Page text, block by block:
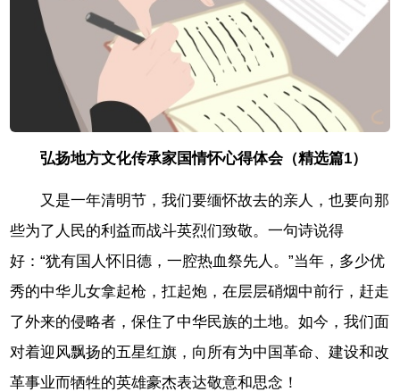
弘扬地方文化传承家国情怀心得体会（精选篇1）
又是一年清明节，我们要缅怀故去的亲人，也要向那
些为了人民的利益而战斗英烈们致敬。一句诗说得
好：“犹有国人怀旧德，一腔热血祭先人。”当年，多少优
秀的中华儿女拿起枪，扛起炮，在层层硝烟中前行，赶走
了外来的侵略者，保住了中华民族的土地。如今，我们面
对着迎风飘扬的五星红旗，向所有为中国革命、建设和改
革事业而牺牲的英雄豪杰表达敬意和思念！